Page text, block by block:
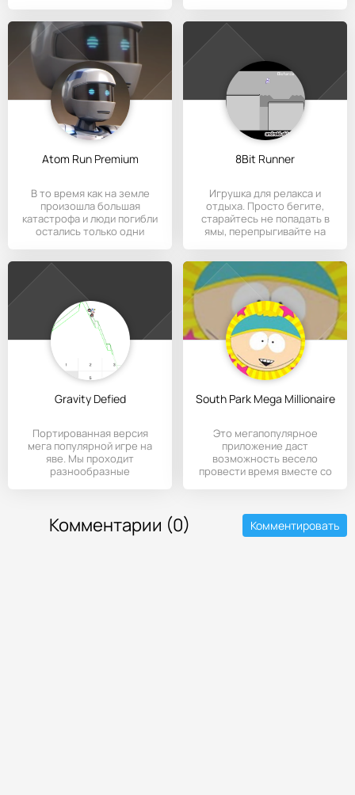
Atom Run Premium
В то время как на земле
произошла большая
катастрофа и люди погибли
остались только одни
8Bit Runner
Игрушка для релакса и
отдыха. Просто бегите,
старайтесь не попадать в
ямы, перепрыгивайте на
Gravity Defied
Портированная версия
мега популярной игре на
яве. Мы проходит
разнообразные
South Park Mega Millionaire
Это мегапопулярное
приложение даст
возможность весело
провести время вместе со
Комментарии (0) Комментировать